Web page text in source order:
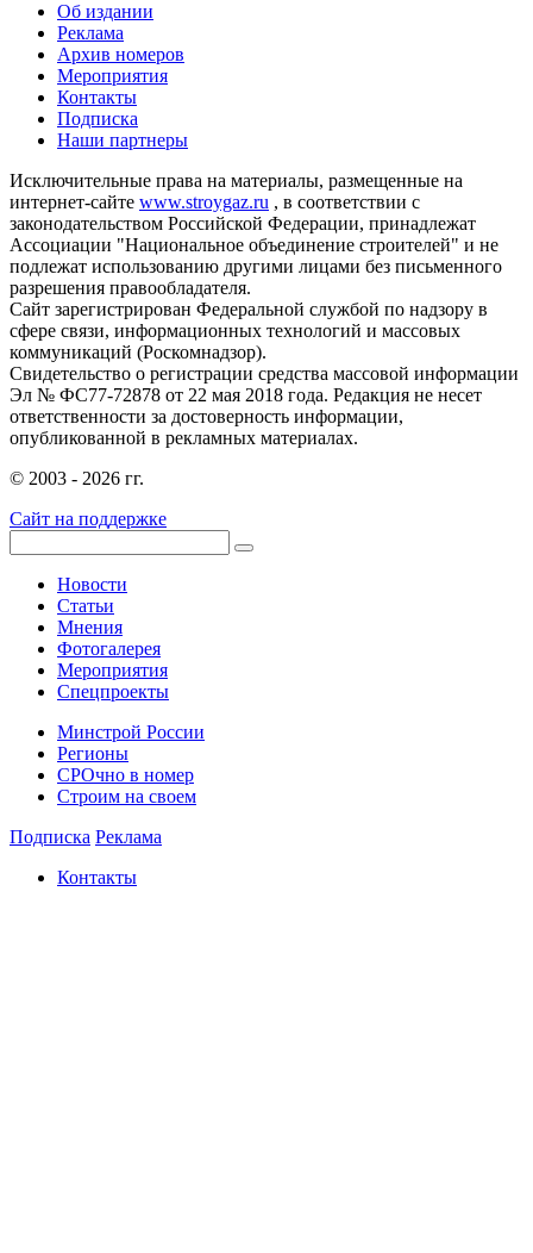
Об издании
Реклама
Архив номеров
Мероприятия
Контакты
Подписка
Наши партнеры
Исключительные права на материалы, размещенные на
интернет-сайте www.stroygaz.ru , в соответствии с
законодательством Российской Федерации, принадлежат
Ассоциации "Национальное объединение строителей" и не
подлежат использованию другими лицами без письменного
разрешения правообладателя.
Сайт зарегистрирован Федеральной службой по надзору в
сфере связи, информационных технологий и массовых
коммуникаций (Роскомнадзор).
Свидетельство о регистрации средства массовой информации
Эл № ФС77-72878 от 22 мая 2018 года. Редакция не несет
ответственности за достоверность информации,
опубликованной в рекламных материалах.
© 2003 - 2026 гг.
Сайт на поддержке
Новости
Статьи
Мнения
Фотогалерея
Мероприятия
Спецпроекты
Минстрой России
Регионы
СРОчно в номер
Строим на своем
Подписка Реклама
Контакты